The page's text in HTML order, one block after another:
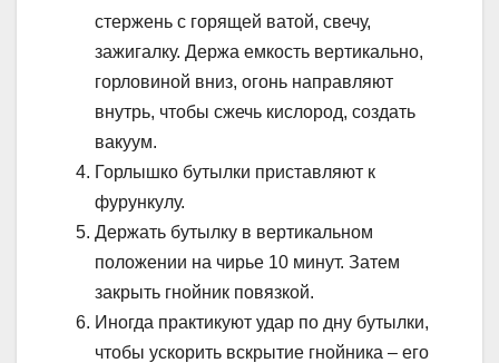
стержень с горящей ватой, свечу,
зажигалку. Держа емкость вертикально,
горловиной вниз, огонь направляют
внутрь, чтобы сжечь кислород, создать
вакуум.
Горлышко бутылки приставляют к
фурункулу.
Держать бутылку в вертикальном
положении на чирье 10 минут. Затем
закрыть гнойник повязкой.
Иногда практикуют удар по дну бутылки,
чтобы ускорить вскрытие гнойника – его